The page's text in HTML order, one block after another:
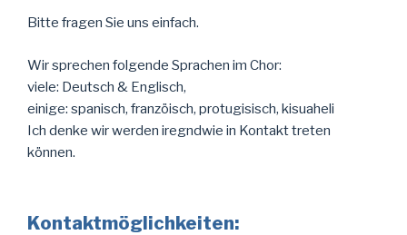
Bitte fragen Sie uns einfach.
Wir sprechen folgende Sprachen im Chor:
viele: Deutsch & Englisch,
einige: spanisch, franzöisch, protugisisch, kisuaheli
Ich denke wir werden iregndwie in Kontakt treten
können.
Kontaktmöglichkeiten: